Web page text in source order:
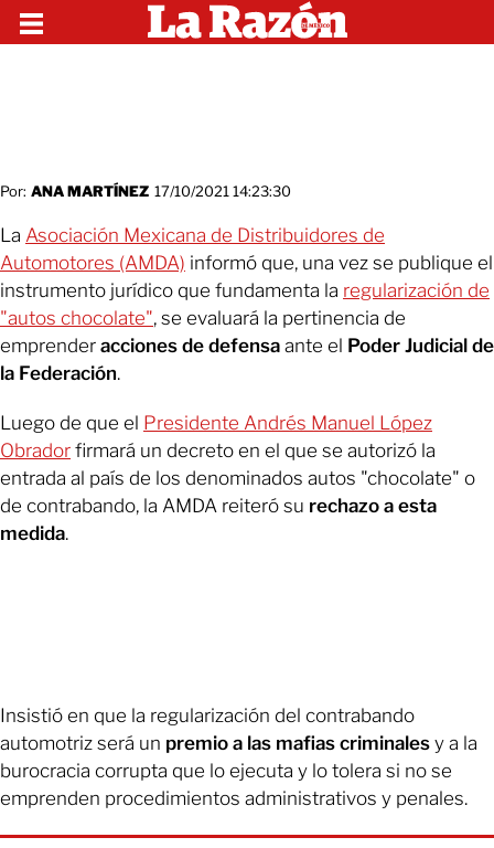
Por: ANA MARTÍNEZ 17/10/2021 14:23:30
La Asociación Mexicana de Distribuidores de
Automotores (AMDA) informó que, una vez se publique el
instrumento jurídico que fundamenta la regularización de
"autos chocolate", se evaluará la pertinencia de
emprender acciones de defensa ante el Poder Judicial de
la Federación.
Luego de que el Presidente Andrés Manuel López
Obrador firmará un decreto en el que se autorizó la
entrada al país de los denominados autos "chocolate" o
de contrabando, la AMDA reiteró su rechazo a esta
medida.
Insistió en que la regularización del contrabando
automotriz será un premio a las mafias criminales y a la
burocracia corrupta que lo ejecuta y lo tolera si no se
emprenden procedimientos administrativos y penales.